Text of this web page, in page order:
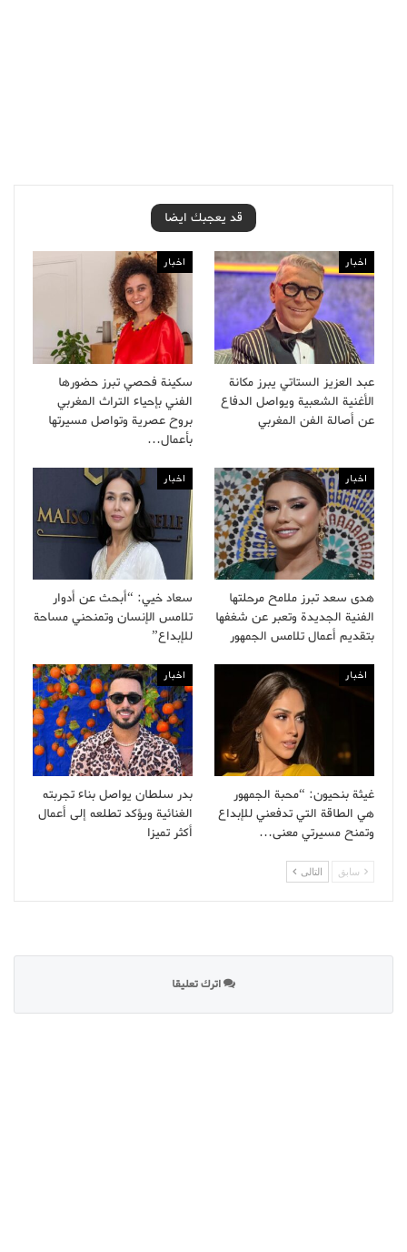
قد يعجبك ايضا
اخبار
عبد العزيز الستاتي يبرز مكانة
الأغنية الشعبية ويواصل الدفاع
عن أصالة الفن المغربي
اخبار
سكينة فحصي تبرز حضورها
الفني بإحياء التراث المغربي
بروح عصرية وتواصل مسيرتها
بأعمال…
اخبار
هدى سعد تبرز ملامح مرحلتها
الفنية الجديدة وتعبر عن شغفها
بتقديم أعمال تلامس الجمهور
اخبار
سعاد خيي: “أبحث عن أدوار
تلامس الإنسان وتمنحني مساحة
للإبداع”
اخبار
غيثة بنحيون: “محبة الجمهور
هي الطاقة التي تدفعني للإبداع
وتمنح مسيرتي معنى…
اخبار
بدر سلطان يواصل بناء تجربته
الغنائية ويؤكد تطلعه إلى أعمال
أكثر تميزا
سابق التالى
اترك تعليقا